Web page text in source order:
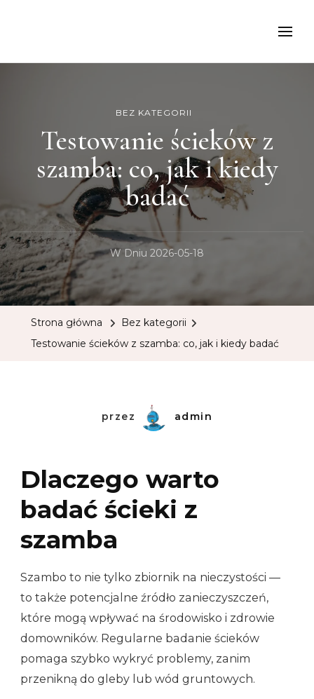
BEZ KATEGORII
Testowanie ścieków z
szamba: co, jak i kiedy
badać
W Dniu 2026-05-18
Strona główna
Bez kategorii
Testowanie ścieków z szamba: co, jak i kiedy badać
przez admin
Dlaczego warto
badać ścieki z
szamba
Szambo to nie tylko zbiornik na nieczystości —
to także potencjalne źródło zanieczyszczeń,
które mogą wpływać na środowisko i zdrowie
domowników. Regularne badanie ścieków
pomaga szybko wykryć problemy, zanim
przenikną do gleby lub wód gruntowych.